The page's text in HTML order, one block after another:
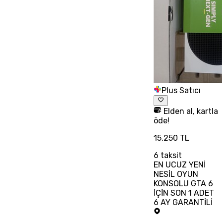
Plus Satıcı
Elden al, kartla
öde!
15.250 TL
6 taksit
EN UCUZ YENİ
NESİL OYUN
KONSOLU GTA 6
İÇİN SON 1 ADET
6 AY GARANTİLİ